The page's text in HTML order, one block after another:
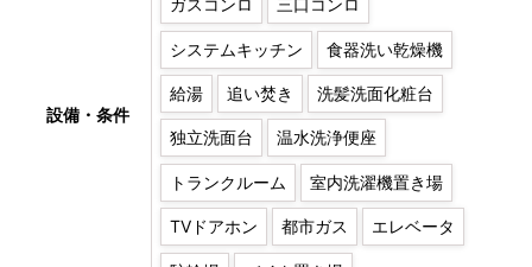
設備・条件
ガスコンロ 三口コンロ
システムキッチン 食器洗い乾燥機
給湯 追い焚き 洗髪洗面化粧台
独立洗面台 温水洗浄便座
トランクルーム 室内洗濯機置き場
TVドアホン 都市ガス エレベータ